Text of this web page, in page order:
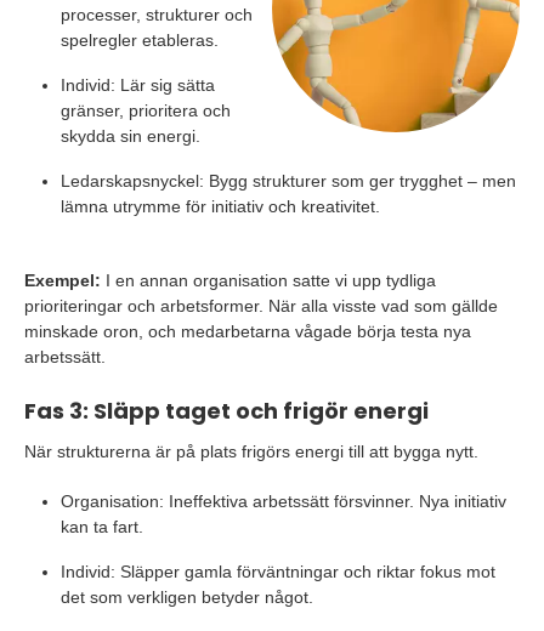
processer, strukturer och
spelregler etableras.
Individ: Lär sig sätta
gränser, prioritera och
skydda sin energi.
Ledarskapsnyckel: Bygg strukturer som ger trygghet – men
lämna utrymme för initiativ och kreativitet.
Exempel: I en annan organisation satte vi upp tydliga
prioriteringar och arbetsformer. När alla visste vad som gällde
minskade oron, och medarbetarna vågade börja testa nya
arbetssätt.
Fas 3: Släpp taget och frigör energi
När strukturerna är på plats frigörs energi till att bygga nytt.
Organisation: Ineffektiva arbetssätt försvinner. Nya initiativ
kan ta fart.
Individ: Släpper gamla förväntningar och riktar fokus mot
det som verkligen betyder något.